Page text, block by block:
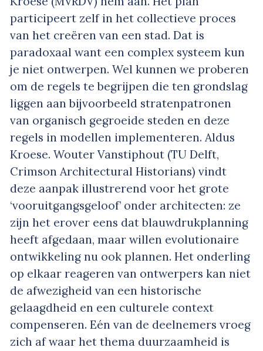
participeert zelf in het collectieve proces
van het creëren van een stad. Dat is
paradoxaal want een complex systeem kun
je niet ontwerpen. Wel kunnen we proberen
om de regels te begrijpen die ten grondslag
liggen aan bijvoorbeeld stratenpatronen
van organisch gegroeide steden en deze
regels in modellen implementeren. Aldus
Kroese. Wouter Vanstiphout (TU Delft,
Crimson Architectural Historians) vindt
deze aanpak illustrerend voor het grote
‘vooruitgangsgeloof’ onder architecten: ze
zijn het erover eens dat blauwdrukplanning
heeft afgedaan, maar willen evolutionaire
ontwikkeling nu ook plannen. Het onderling
op elkaar reageren van ontwerpers kan niet
de afwezigheid van een historische
gelaagdheid en een culturele context
compenseren. Eén van de deelnemers vroeg
zich af waar het thema duurzaamheid is